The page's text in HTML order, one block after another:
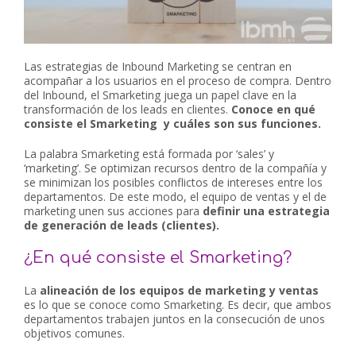
Las estrategias de Inbound Marketing se centran en
acompañar a los usuarios en el proceso de compra. Dentro
del Inbound, el Smarketing juega un papel clave en la
transformación de los leads en clientes. Conoce en qué
consiste el Smarketing y cuáles son sus funciones.
La palabra Smarketing está formada por ‘sales’ y
‘marketing’. Se optimizan recursos dentro de la compañía y
se minimizan los posibles conflictos de intereses entre los
departamentos. De este modo, el equipo de ventas y el de
marketing unen sus acciones para definir una estrategia
de generación de leads (clientes).
¿En qué consiste el Smarketing?
La alineación de los equipos de marketing y ventas
es lo que se conoce como Smarketing. Es decir, que ambos
departamentos trabajen juntos en la consecución de unos
objetivos comunes.